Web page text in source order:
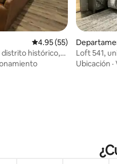
Calificación promedio:
4.95 (55)
distrito histórico,
Loft 541,
Ubicación ·